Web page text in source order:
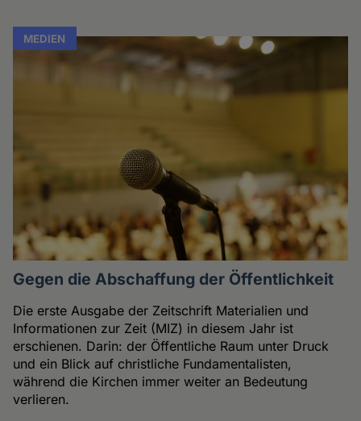
MEDIEN
Gegen die Abschaffung der Öffentlichkeit
Die erste Ausgabe der Zeitschrift Materialien und
Informationen zur Zeit (MIZ) in diesem Jahr ist
erschienen. Darin: der Öffentliche Raum unter Druck
und ein Blick auf christliche Fundamentalisten,
während die Kirchen immer weiter an Bedeutung
verlieren.